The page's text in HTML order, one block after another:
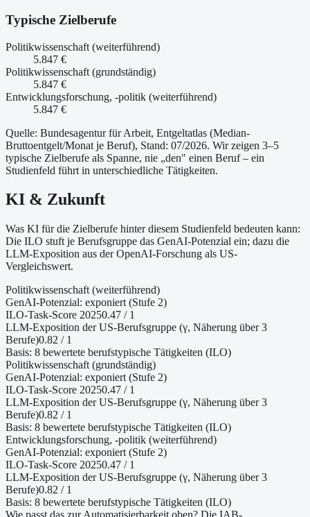
Typische Zielberufe
Politikwissenschaft (weiterführend)
5.847 €
Politikwissenschaft (grundständig)
5.847 €
Entwicklungsforschung, -politik (weiterführend)
5.847 €
Quelle: Bundesagentur für Arbeit, Entgeltatlas (Median-
Bruttoentgelt/Monat je Beruf), Stand: 07/2026. Wir zeigen 3–5
typische Zielberufe als Spanne, nie „den" einen Beruf – ein
Studienfeld führt in unterschiedliche Tätigkeiten.
KI & Zukunft
Was KI für die Zielberufe hinter diesem Studienfeld bedeuten kann:
Die ILO stuft je Berufsgruppe das GenAI-Potenzial ein; dazu die
LLM-Exposition aus der OpenAI-Forschung als US-
Vergleichswert.
Politikwissenschaft (weiterführend)
GenAI-Potenzial: exponiert (Stufe 2)
ILO-Task-Score 20250.47 / 1
LLM-Exposition der US-Berufsgruppe (γ, Näherung über 3
Berufe)0.82 / 1
Basis: 8 bewertete berufstypische Tätigkeiten (ILO)
Politikwissenschaft (grundständig)
GenAI-Potenzial: exponiert (Stufe 2)
ILO-Task-Score 20250.47 / 1
LLM-Exposition der US-Berufsgruppe (γ, Näherung über 3
Berufe)0.82 / 1
Basis: 8 bewertete berufstypische Tätigkeiten (ILO)
Entwicklungsforschung, -politik (weiterführend)
GenAI-Potenzial: exponiert (Stufe 2)
ILO-Task-Score 20250.47 / 1
LLM-Exposition der US-Berufsgruppe (γ, Näherung über 3
Berufe)0.82 / 1
Basis: 8 bewertete berufstypische Tätigkeiten (ILO)